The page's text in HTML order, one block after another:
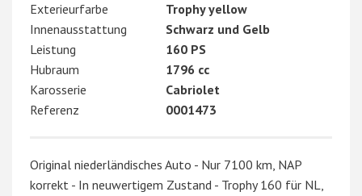
Exterieurfarbe
Trophy yellow
Innenausstattung
Schwarz und Gelb
Leistung
160 PS
Hubraum
1796 cc
Karosserie
Cabriolet
Referenz
0001473
Original niederländisches Auto - Nur 7100 km, NAP
korrekt - In neuwertigem Zustand - Trophy 160 für NL,